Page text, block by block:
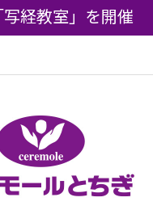
写経教室」を開催